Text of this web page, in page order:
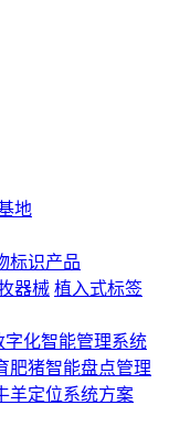
地
标识产品
器械 植入式标签
字化智能管理系统
肥猪智能盘点管理
羊定位系统方案